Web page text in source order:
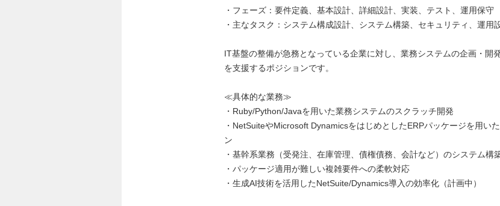
・フェーズ：要件定義、基本設計、詳細設計、実装、テスト、運用保守
・主なタスク：システム構成設計、システム構築、セキュリティ、運用
IT基盤の整備が急務となっている企業に対し、業務システムの企画・開
を支援するポジションです。
≪具体的な業務≫
・Ruby/Python/Javaを用いた業務システムのスクラッチ開発
・NetSuiteやMicrosoft DynamicsをはじめとしたERPパッケージを用い
ン
・基幹系業務（受発注、在庫管理、債権債務、会計など）のシステム構
・パッケージ適用が難しい複雑要件への柔軟対応
・生成AI技術を活用したNetSuite/Dynamics導入の効率化（計画中）